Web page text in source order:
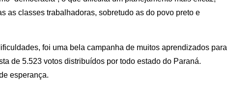
as classes trabalhadoras, sobretudo as do povo preto e
foi uma bela campanha de muitos aprendizados para
de 5.523 votos distribuídos por todo estado do Paraná.
esperança.